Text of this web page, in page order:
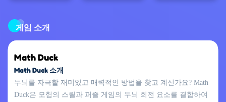
게임 소개
Math Duck
Math Duck 소개
두뇌를 자극할 재미있고 매력적인 방법을 찾고 계신가요? Math
Duck은 모험의 스릴과 퍼즐 게임의 두뇌 회전 요소를 결합하여